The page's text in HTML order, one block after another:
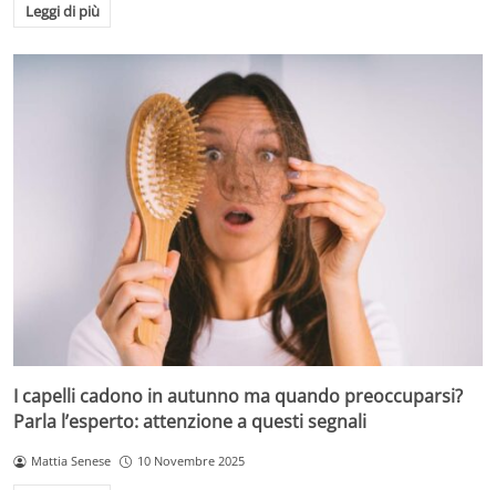
Leggi di più
I capelli cadono in autunno ma quando preoccuparsi?
Parla l’esperto: attenzione a questi segnali
Mattia Senese 10 Novembre 2025